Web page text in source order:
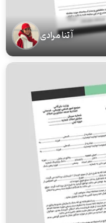
آتنا مرادی